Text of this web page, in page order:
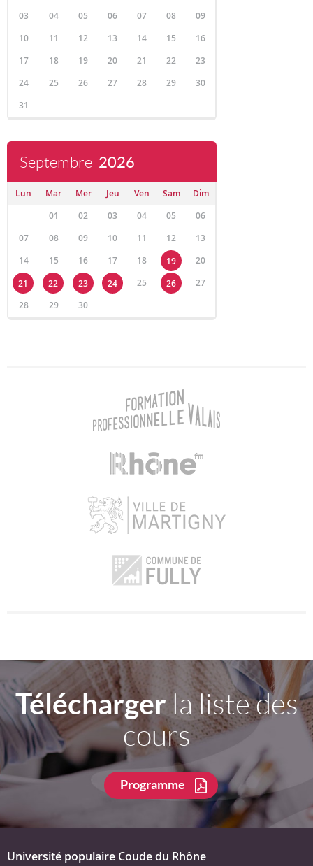
03
04 05 06 07 08
09
10
11 12 13 14 15
16
17
18 19 20 21 22
23
24
25 26 27 28 29
30
31
Septembre 2026
Lun Mar Mer Jeu Ven Sam
Dim
01
02 03 04 05
06
07
08 09 10 11 12
13
14
15 16 17 18 19
20
21
22 23 24 25 26
27
28
29 30
Téléchargerla liste des
cours
Programme
Université populaire Coude du Rhône